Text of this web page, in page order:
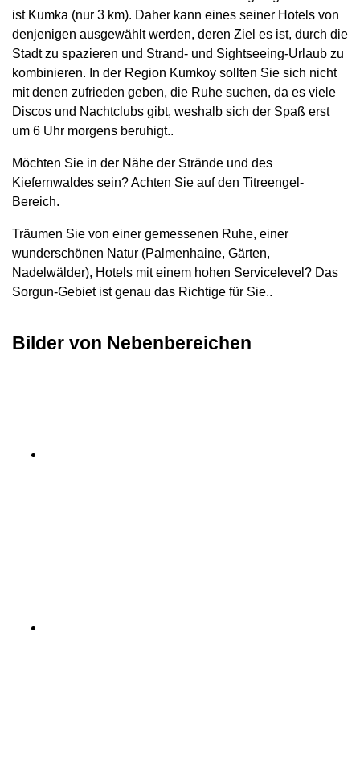
ist Kumka (nur 3 km). Daher kann eines seiner Hotels von
denjenigen ausgewählt werden, deren Ziel es ist, durch die
Stadt zu spazieren und Strand- und Sightseeing-Urlaub zu
kombinieren. In der Region Kumkoy sollten Sie sich nicht
mit denen zufrieden geben, die Ruhe suchen, da es viele
Discos und Nachtclubs gibt, weshalb sich der Spaß erst
um 6 Uhr morgens beruhigt..
Möchten Sie in der Nähe der Strände und des
Kiefernwaldes sein? Achten Sie auf den Titreengel-
Bereich.
Träumen Sie von einer gemessenen Ruhe, einer
wunderschönen Natur (Palmenhaine, Gärten,
Nadelwälder), Hotels mit einem hohen Servicelevel? Das
Sorgun-Gebiet ist genau das Richtige für Sie..
Bilder von Nebenbereichen